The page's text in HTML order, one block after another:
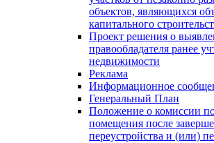
объектов, являющихся
капитального
Проект решения о
правообладателя ранее
недвижимости
Реклама
Информационное
Генеральный План
Положение о комиссии
помещения после
переустройства и (или)